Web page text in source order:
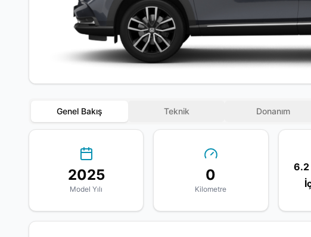
Genel Bakış Teknik Donanım
2025
Model Yılı
0
Kilometre
6.2